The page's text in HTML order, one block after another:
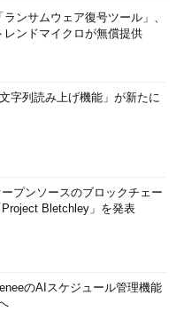
「ランサムウェア復号ツール」、
レンドマイクロが無償提供
字列読み上げ機能」が新たに
プンソースのブロックチェー
Bletchley」を発表
のAIスケジュール管理機能